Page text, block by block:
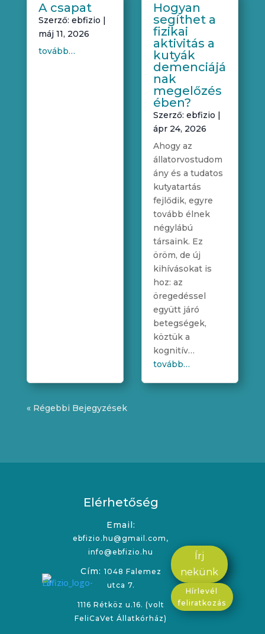
A csapat
Szerző: ebfizio |
máj 11, 2026
tovább…
Hogyan
segíthet a
fizikai
aktivitás a
kutyák
demenciájá
nak
megelőzés
ében?
Szerző: ebfizio |
ápr 24, 2026
Ahogy az
állatorvostudom
ány és a tudatos
kutyatartás
fejlődik, egyre
tovább élnek
négylábú
társaink. Ez
öröm, de új
kihívásokat is
hoz: az
öregedéssel
együtt járó
betegségek,
köztük a
kognitív…
tovább…
« Régebbi Bejegyzések
Elérhetőség
Email:
ebfizio.hu@gmail.com,
info@ebfizio.hu
Cím: 1048 Falemez
utca 7.
1116 Rétköz u.16. (volt
FeliCaVet Állatkórház)
Írj
nekünk
Hírlevél
feliratkozás